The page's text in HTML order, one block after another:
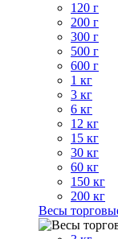
120 г
200 г
300 г
500 г
600 г
1 кг
3 кг
6 кг
12 кг
15 кг
30 кг
60 кг
150 кг
200 кг
Весы